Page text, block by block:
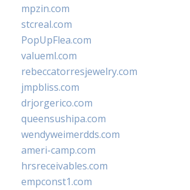
mpzin.com
stcreal.com
PopUpFlea.com
valueml.com
rebeccatorresjewelry.com
jmpbliss.com
drjorgerico.com
queensushipa.com
wendyweimerdds.com
ameri-camp.com
hrsreceivables.com
empconst1.com